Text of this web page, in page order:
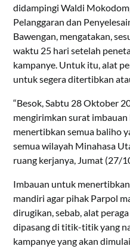
didampingi Waldi
Pelanggaran dan
Bawengan, mengatakan,
waktu 25 hari setelah
kampanye. Untuk itu, alat
untuk segera ditertibkan
“Besok, Sabtu 28 Oktober
mengirimkan surat
menertibkan semua baliho
semua wilayah Minahasa
ruang kerjanya, Jumat (27/
Imbauan untuk
mandiri agar pihak Parpol
dirugikan, sebab, alat
dipasang di titik-titik yang
kampanye yang akan